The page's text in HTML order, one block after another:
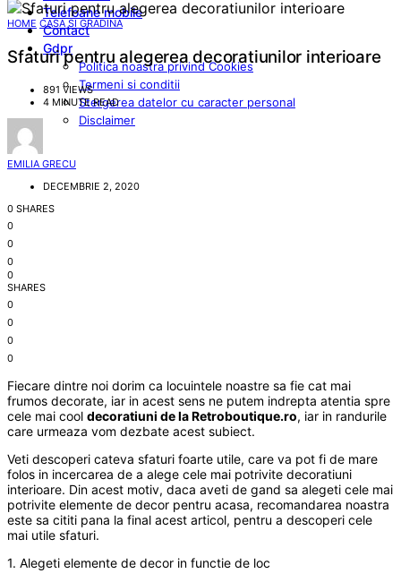
Telefoane mobile
Contact
Gdpr
Politica noastra privind Cookies
Termeni si conditii
Stergerea datelor cu caracter personal
Disclaimer
HOME CASA SI GRADINA
Sfaturi pentru alegerea decoratiunilor interioare
891 VIEWS
4 MINUTE READ
EMILIA GRECU
DECEMBRIE 2, 2020
0 SHARES
0
0
0
0
SHARES
0
0
0
0
Fiecare dintre noi dorim ca locuintele noastre sa fie cat mai
frumos decorate, iar in acest sens ne putem indrepta atentia spre
cele mai cool decoratiuni de la Retroboutique.ro, iar in randurile
care urmeaza vom dezbate acest subiect.
Veti descoperi cateva sfaturi foarte utile, care va pot fi de mare
folos in incercarea de a alege cele mai potrivite decoratiuni
interioare. Din acest motiv, daca aveti de gand sa alegeti cele mai
potrivite elemente de decor pentru acasa, recomandarea noastra
este sa cititi pana la final acest articol, pentru a descoperi cele
mai utile sfaturi.
1. Alegeti elemente de decor in functie de loc